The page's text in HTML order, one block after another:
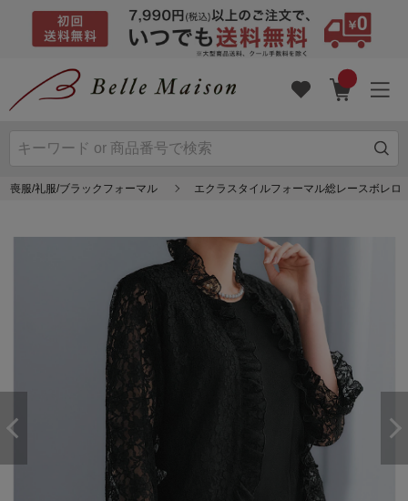
喪服/礼服/ブラックフォーマル エクラスタイルフォーマル総レースボレロ